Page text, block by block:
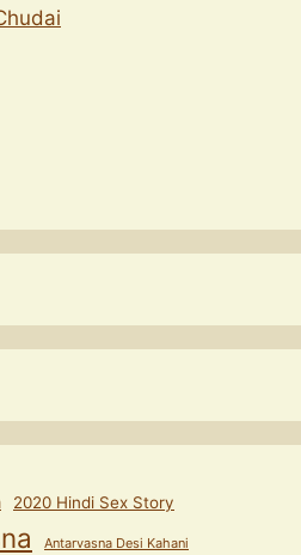
2020 Hindi Sex Story
Antarvasna Desi Kahani